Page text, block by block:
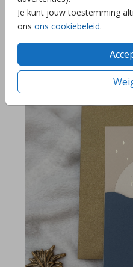
Je kunt jouw toestemming
ons ons cookiebeleid.